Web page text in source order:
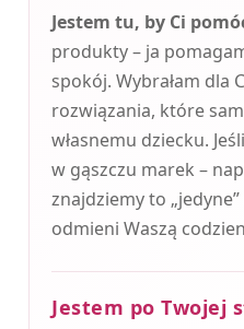
Jestem tu, by Ci
produkty – ja
spokój. Wybrałam dla
rozwiązania, które
własnemu dziecku.
w gąszczu marek –
znajdziemy to
odmieni Waszą
Jestem po Twojej